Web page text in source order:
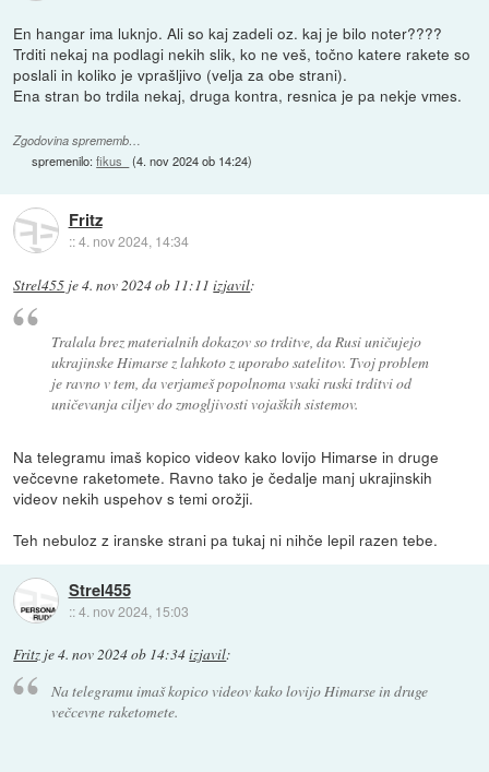
En hangar ima luknjo. Ali so kaj zadeli oz. kaj je bilo noter????
Trditi nekaj na podlagi nekih slik, ko ne veš, točno katere rakete so
poslali in koliko je vprašljivo (velja za obe strani).
Ena stran bo trdila nekaj, druga kontra, resnica je pa nekje vmes.
Zgodovina sprememb…
spremenilo:fikus_ (4. nov 2024 ob 14:24)
Fritz
::4. nov 2024, 14:34
Strel455 je4. nov 2024 ob 11:11 izjavil:
Tralala brez materialnih dokazov so trditve, da Rusi uničujejo
ukrajinske Himarse z lahkoto z uporabo satelitov. Tvoj problem
je ravno v tem, da verjameš popolnoma vsaki ruski trditvi od
uničevanja ciljev do zmogljivosti vojaških sistemov.
Na telegramu imaš kopico videov kako lovijo Himarse in druge
večcevne raketomete. Ravno tako je čedalje manj ukrajinskih
videov nekih uspehov s temi orožji.
Teh nebuloz z iranske strani pa tukaj ni nihče lepil razen tebe.
Strel455
::4. nov 2024, 15:03
Fritz je4. nov 2024 ob 14:34izjavil:
Na telegramu imaš kopico videov kako lovijo Himarse in druge
večcevne raketomete.